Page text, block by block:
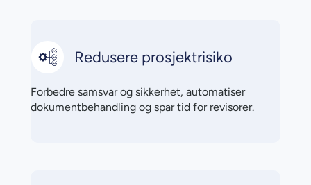
Redusere prosjektrisiko
Forbedre samsvar og sikkerhet, automatiser
dokumentbehandling og spar tid for revisorer.